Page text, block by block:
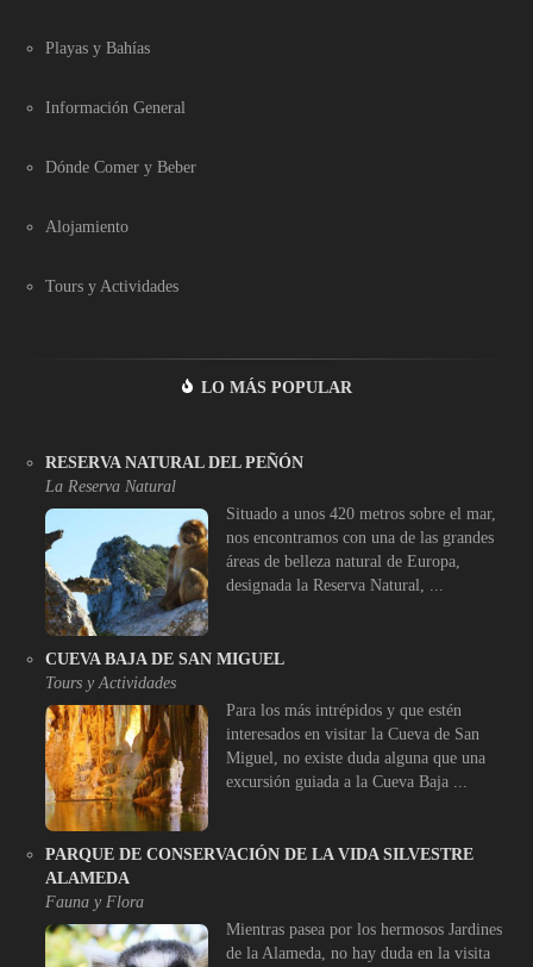
Playas y Bahías
Información General
Dónde Comer y Beber
Alojamiento
Tours y Actividades
LO MÁS POPULAR
RESERVA NATURAL DEL PEÑÓN
La Reserva Natural
Situado a unos 420 metros sobre el mar,
nos encontramos con una de las grandes
áreas de belleza natural de Europa,
designada la Reserva Natural, ...
CUEVA BAJA DE SAN MIGUEL
Tours y Actividades
Para los más intrépidos y que estén
interesados en visitar la Cueva de San
Miguel, no existe duda alguna que una
excursión guiada a la Cueva Baja ...
PARQUE DE CONSERVACIÓN DE LA VIDA SILVESTRE
ALAMEDA
Fauna y Flora
Mientras pasea por los hermosos Jardines
de la Alameda, no hay duda en la visita